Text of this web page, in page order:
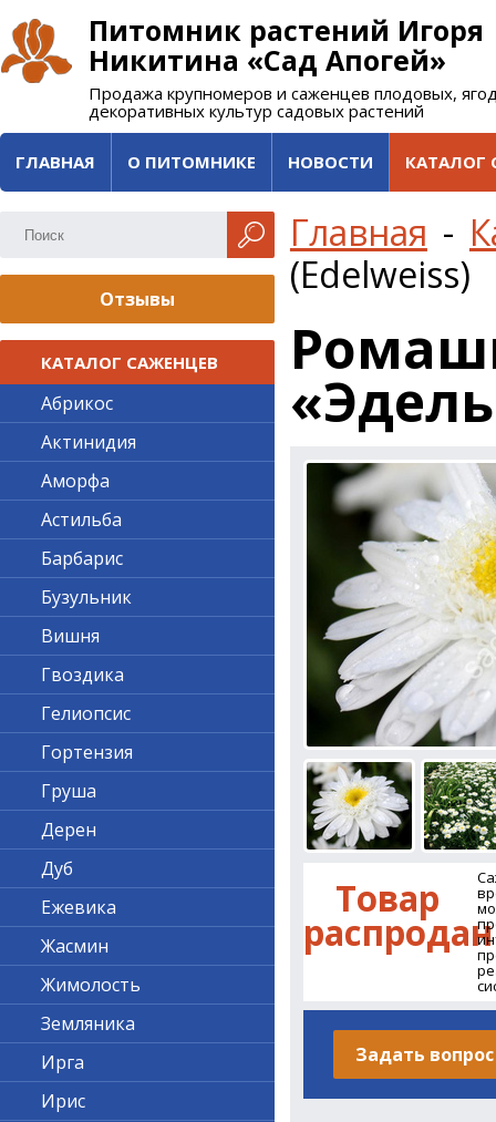
Питомник растений Игоря
Никитина «Сад Апогей»
Продажа крупномеров и саженцев плодовых,
декоративных культур садовых растений
ГЛАВНАЯ О ПИТОМНИКЕ НОВОСТИ КАТАЛОГ
Главная -
(Edelweiss)
Товар
распродан
Задать вопрос
Отзывы
КАТАЛОГ САЖЕНЦЕВ
Абрикос
Актинидия
Аморфа
Астильба
Барбарис
Бузульник
Вишня
Гвоздика
Гелиопсис
Гортензия
Груша
Дерен
Дуб
Ежевика
Жасмин
Жимолость
Земляника
Ирга
Ирис